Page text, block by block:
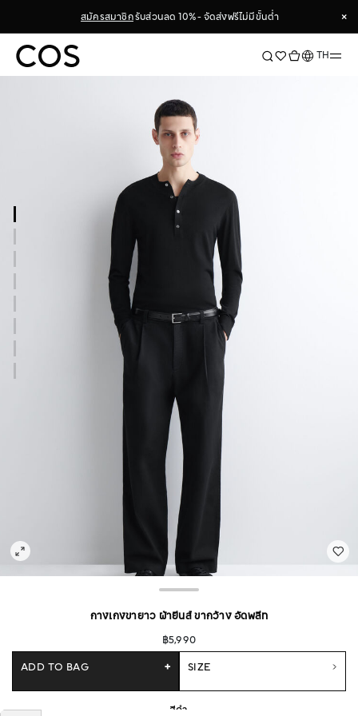
สมัครสมาชิกรับส่วนลด 10% - จัดส่งฟรีไม่มีขั้นต่ำ
×
×
ภาษาTH
กางเกงขายาว ผ้ายีนส์ ขากว้าง อัดพลีท
฿5,990
SIZE
ADD TO BAG +
สีดำ